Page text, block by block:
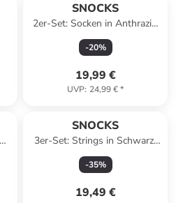
SNOCKS
2er-Set: Socken in Anthrazit/
Schwarz
-20%
19,99 €
UVP: 24,99 €*
SNOCKS
3er-Set: Strings in Schwarz/
Weiß/ Grau
-35%
19,49 €